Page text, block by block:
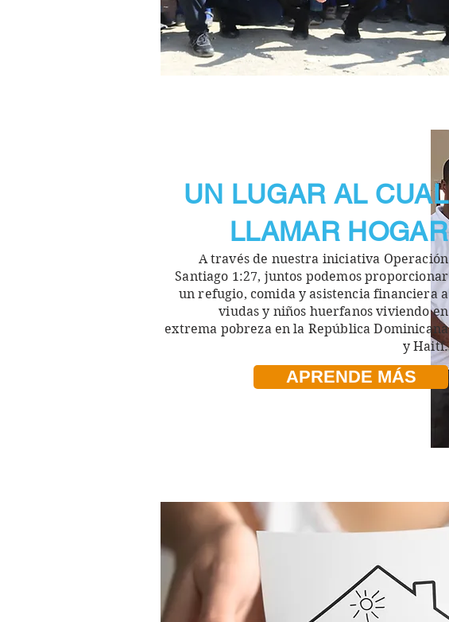
UN LUGAR AL CUAL
LLAMAR HOGAR
A través de nuestra iniciativa Operación
Santiago 1:27, juntos podemos proporcionar
unrefugio, comida yasistencia financiera a
viudas y niños huerfanos viviendo en
extrema pobreza en la República Dominicana
y Haití.
APRENDE MÁS